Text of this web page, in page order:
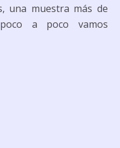
una muestra más de
a poco vamos